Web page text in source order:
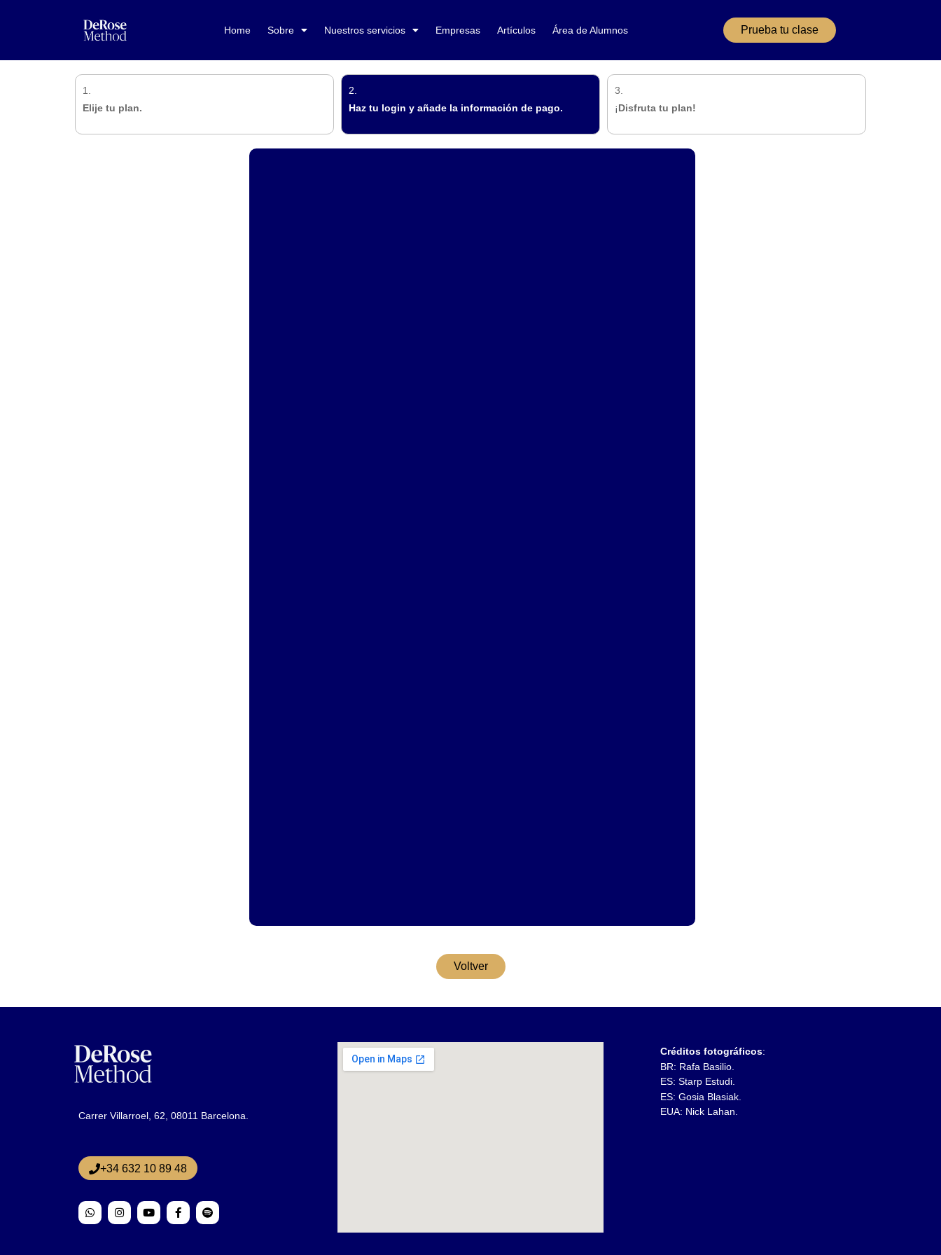
Home Sobre Nuestros servicios Empresas Artículos Área de Alumnos Prueba tu clase
1.
Elije tu plan.
2.
Haz tu login y añade la información de pago.
3.
¡Disfruta tu plan!
Voltver
Carrer Villarroel, 62, 08011 Barcelona.
+34 632 10 89 48
Créditos fotográficos:
BR: Rafa Basilio.
ES: Starp Estudi.
ES: Gosia Blasiak.
EUA: Nick Lahan.